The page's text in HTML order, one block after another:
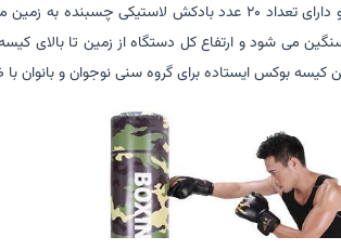
مرغوب و قسمت اتصال به منبع از پلاستیک فشرده انعطاف پذیر و منبع از
بوکس ایستاده برای گروه سنی نوجوان و